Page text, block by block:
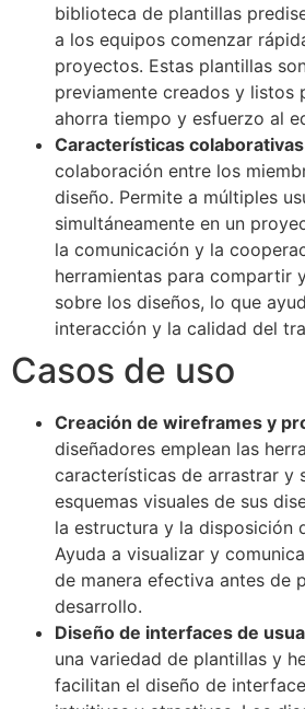
biblioteca de plantillas
a los equipos comenzar
proyectos. Estas plantillas
previamente creados y listos
ahorra tiempo y esfuerzo al
Características colaborativas
colaboración entre los
diseño. Permite a múltiples
simultáneamente en un
la comunicación y la
herramientas para compartir
sobre los diseños, lo que
interacción y la calidad del
Casos de uso
Creación de wireframes y
diseñadores emplean las
características de arrastrar y
esquemas visuales de sus
la estructura y la disposición
Ayuda a visualizar y
de manera efectiva antes de
desarrollo.
Diseño de interfaces de
una variedad de plantillas y
facilitan el diseño de